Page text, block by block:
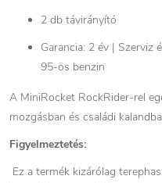
2 db távirányító
Garancia: 2 év | Szerviz
95-ös benzin
A MiniRocket RockRider-rel
mozgásban és családi
Figyelmeztetés:
Ez a termék kizárólag